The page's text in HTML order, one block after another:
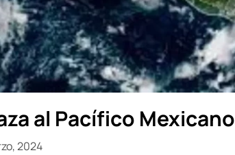
al Pacífico Mexicano
2024